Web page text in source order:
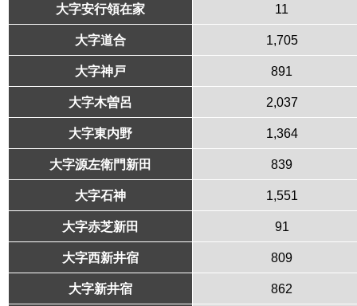
大字安行領在家 11
大字道合 1,705
大字神戸 891
大字木曽呂 2,037
大字東内野 1,364
大字源左衛門新田 839
大字石神 1,551
大字赤芝新田 91
大字西新井宿 809
大字新井宿 862